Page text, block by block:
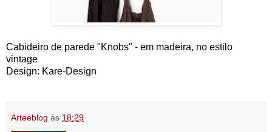
Cabideiro de parede "Knobs" - em madeira, no estilo
vintage
Design: Kare-Design
Arteeblog às 18:29